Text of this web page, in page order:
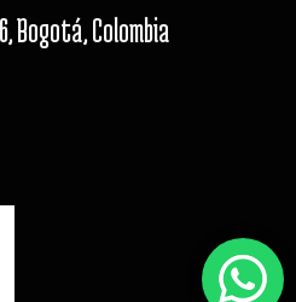
Bogotá, Colombia